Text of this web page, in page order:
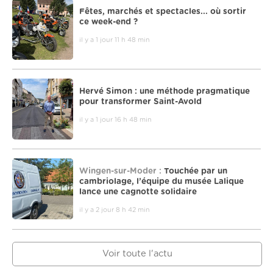
Fêtes, marchés et spectacles... où sortir
ce week-end ?
il y a 1 jour 11 h 48 min
Hervé Simon : une méthode pragmatique
pour transformer Saint-Avold
il y a 1 jour 16 h 48 min
Wingen-sur-Moder : Touchée par un
cambriolage, l’équipe du musée Lalique
lance une cagnotte solidaire
il y a 2 jour 8 h 42 min
Voir toute l'actu